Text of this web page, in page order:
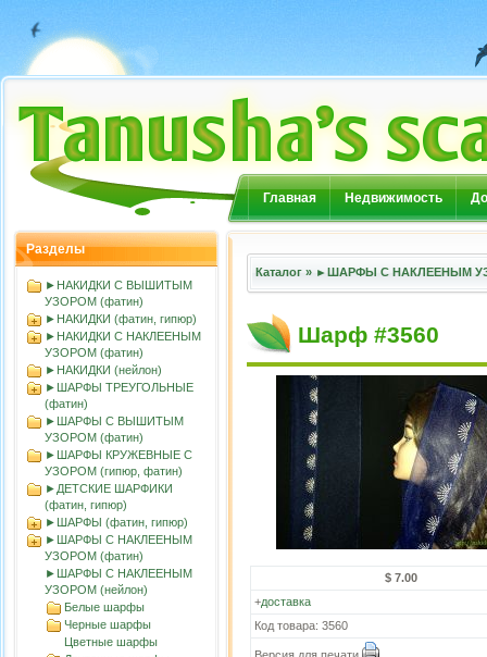
Главная Недвижимость
Разделы
►НАКИДКИ С ВЫШИТЫМ
УЗОРОМ (фатин)
►НАКИДКИ (фатин, гипюр)
►НАКИДКИ С НАКЛЕЕНЫМ
УЗОРОМ (фатин)
►НАКИДКИ (нейлон)
►ШАРФЫ ТРЕУГОЛЬНЫЕ
(фатин)
►ШАРФЫ С ВЫШИТЫМ
УЗОРОМ (фатин)
►ШАРФЫ КРУЖЕВНЫЕ С
УЗОРОМ (гипюр, фатин)
►ДЕТСКИЕ ШАРФИКИ
(фатин, гипюр)
►ШАРФЫ (фатин, гипюр)
►ШАРФЫ С НАКЛЕЕНЫМ
УЗОРОМ (фатин)
►ШАРФЫ С НАКЛЕЕНЫМ
УЗОРОМ (нейлон)
Белые шарфы
Черные шарфы
Цветные шарфы
Каталог » ►ШАРФЫ С НАКЛЕЕНЫМ
Шарф #3560
$ 7.00
+доставка
Код товара: 3560